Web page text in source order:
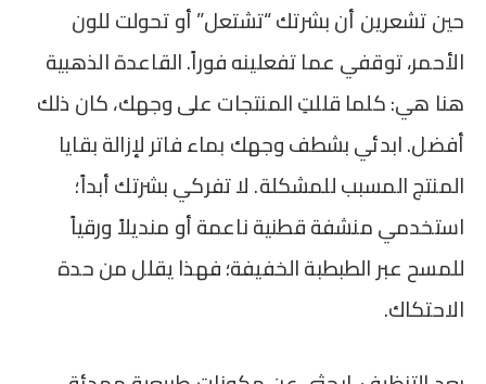
حين تشعرين أن بشرتك “تشتعل” أو تحولت للون
الأحمر، توقفي عما تفعلينه فوراً. القاعدة الذهبية
هنا هي: كلما قللتِ المنتجات على وجهك، كان ذلك
أفضل. ابدئي بشطف وجهك بماء فاتر لإزالة بقايا
المنتج المسبب للمشكلة. لا تفركي بشرتك أبداً؛
استخدمي منشفة قطنية ناعمة أو منديلاً ورقياً
للمسح عبر الطبطبة الخفيفة؛ فهذا يقلل من حدة
الاحتكاك.